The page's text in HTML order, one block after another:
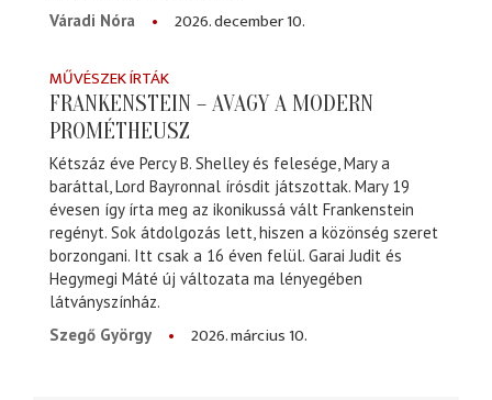
Váradi Nóra
2026. december 10.
MŰVÉSZEK ÍRTÁK
FRANKENSTEIN – AVAGY A MODERN
PROMÉTHEUSZ
Kétszáz éve Percy B. Shelley és felesége, Mary a
baráttal, Lord Bayronnal írósdit játszottak. Mary 19
évesen így írta meg az ikonikussá vált Frankenstein
regényt. Sok átdolgozás lett, hiszen a közönség szeret
borzongani. Itt csak a 16 éven felül. Garai Judit és
Hegymegi Máté új változata ma lényegében
látványszínház.
Szegő György
2026. március 10.